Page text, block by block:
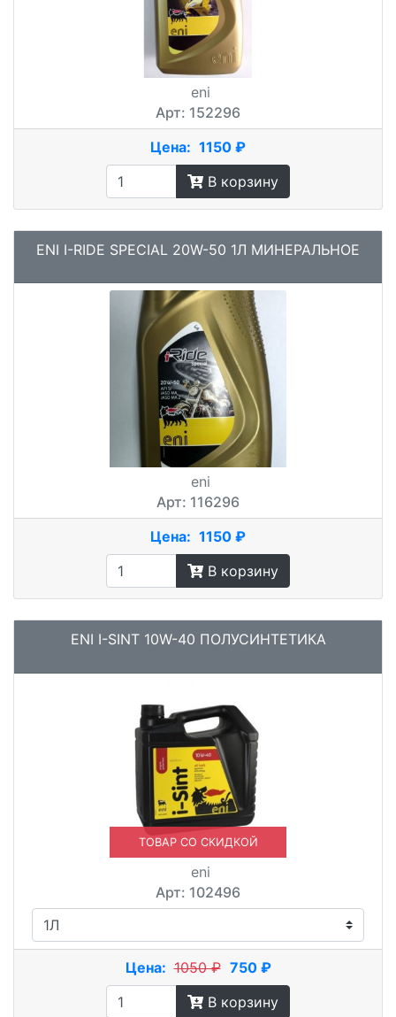
eni
Арт: 152296
Цена: 1150 ₽
В корзину
ENI I-RIDE SPECIAL 20W-50 1Л МИНЕРАЛЬНОЕ
eni
Арт: 116296
Цена: 1150 ₽
В корзину
ENI I-SINT 10W-40 ПОЛУСИНТЕТИКА
ТОВАР СО СКИДКОЙ
eni
Арт: 102496
Цена: 1050 ₽ 750 ₽
В корзину